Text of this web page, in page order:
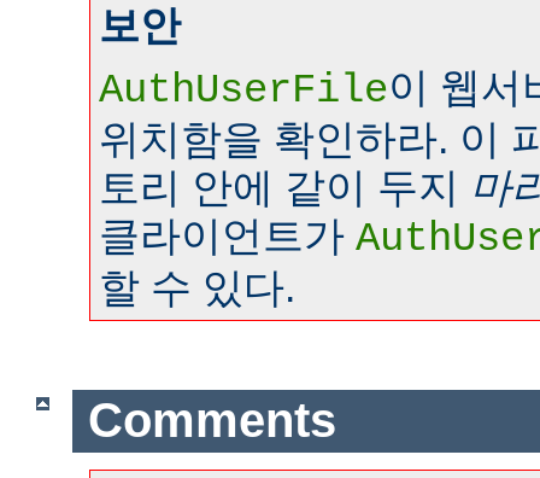
보안
AuthUserFile이 웹서
위치함을 확인하라. 이
토리 안에 같이 두지 마
클라이언트가
할 수 있다.
Comments